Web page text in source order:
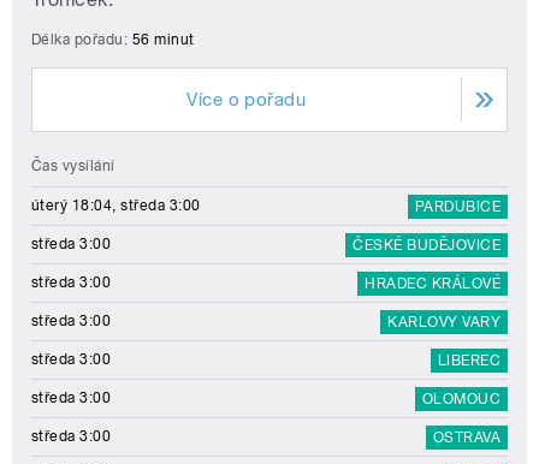
Délka pořadu: 56 minut
Více o pořadu
Čas vysílání
úterý 18:04, středa 3:00 PARDUBICE
středa 3:00 ČESKÉ BUDĚJOVICE
středa 3:00 HRADEC KRÁLOVÉ
středa 3:00 KARLOVY VARY
středa 3:00 LIBEREC
středa 3:00 OLOMOUC
středa 3:00 OSTRAVA